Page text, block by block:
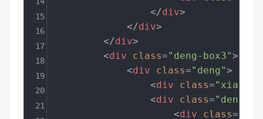
</div>
</div>
</div>
<div class="deng-box3">
<div class="deng">
<div class="xian"
<div class="deng-a"
<div class=
15
16
17
18
19
20
21